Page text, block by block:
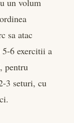
sa atac
6 exercitii a
pentru
3 seturi, cu